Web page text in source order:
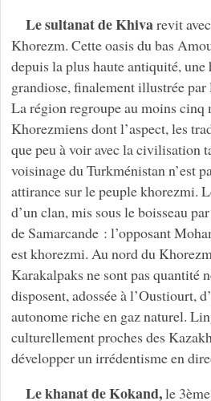
Le sultanat de Khivarevit
Khorezm. Cette oasis du bas
depuis la plus haute antiquité,
grandiose, finalement illustrée
La région regroupe au moins
Khorezmiens dont l’aspect, les
que peu à voir avec la civilisation
voisinage du Turkménistan n’est
attirance sur le peuple khorezmi.
d’un clan, mis sous le boisseau
de Samarcande : l’opposant
est khorezmi. Au nord du
Karakalpaks ne sont pas quantité
disposent, adossée à l’Oustiourt,
autonome riche en gaz naturel.
culturellement proches des
développer un irrédentisme en
Le khanat de Kokand,le